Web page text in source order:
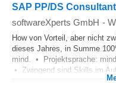
SAP PP/DS
softwareXperts GmbH -
How von Vorteil, aber nicht
dieses Jahres, in Summe
mind. • Projektsprache:
• Zwingend sind Skills im